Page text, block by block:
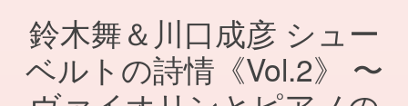
鈴木舞＆川口成彦 シュー
ベルトの詩情《Vol.2》 〜